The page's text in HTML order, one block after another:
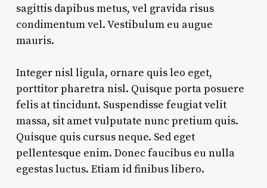
sagittis dapibus metus, vel gravida risus
condimentum vel. Vestibulum eu augue
mauris.
Integer nisl ligula, ornare quis leo eget,
porttitor pharetra nisl. Quisque porta posuere
felis at tincidunt. Suspendisse feugiat velit
massa, sit amet vulputate nunc pretium quis.
Quisque quis cursus neque. Sed eget
pellentesque enim. Donec faucibus eu nulla
egestas luctus. Etiam id finibus libero.